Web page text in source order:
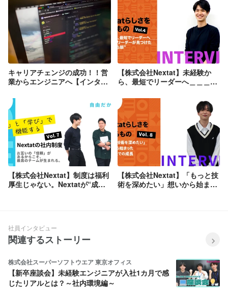
キャリアチェンジの成功！！営
業からエンジニアへ【インタビ
【株式会社Nextat】未経験か
ら、最短でリーダーへ＿＿＿
筋”
【株式会社Nextat】制度は福利
厚生じゃない。Nextatが“成長
【株式会社Nextat】「もっと技
術を深めたい」想いから始まっ
社員インタビュー
関連するストーリー
株式会社スーパーソフトウエア 東京オフィス
【新卒座談会】未経験エンジニアが入社1カ月で感
じたリアルとは？～社内環境編～